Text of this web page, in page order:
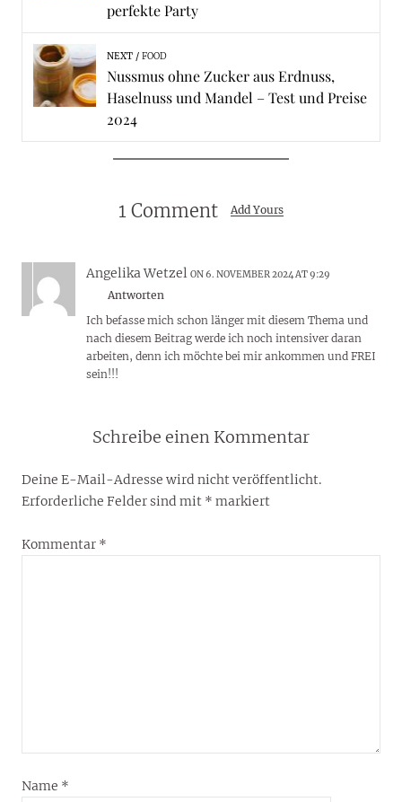
perfekte Party
NEXT FOOD
Nussmus ohne Zucker aus Erdnuss,
Haselnuss und Mandel – Test und Preise
2024
1 Comment Add Yours
Angelika Wetzel ON 6. NOVEMBER 2024 AT 9:29
Antworten
Ich befasse mich schon länger mit diesem Thema und
nach diesem Beitrag werde ich noch intensiver daran
arbeiten, denn ich möchte bei mir ankommen und FREI
sein!!!
Schreibe einen Kommentar
Deine E-Mail-Adresse wird nicht veröffentlicht.
Erforderliche Felder sind mit * markiert
Kommentar *
Name *